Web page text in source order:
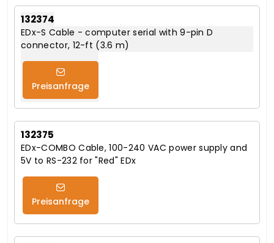
132374
EDx-S Cable - computer serial with 9-pin D
connector, 12-ft (3.6 m)
Preisanfrage
132375
EDx-COMBO Cable, 100-240 VAC power supply and
5V to RS-232 for "Red" EDx
Preisanfrage